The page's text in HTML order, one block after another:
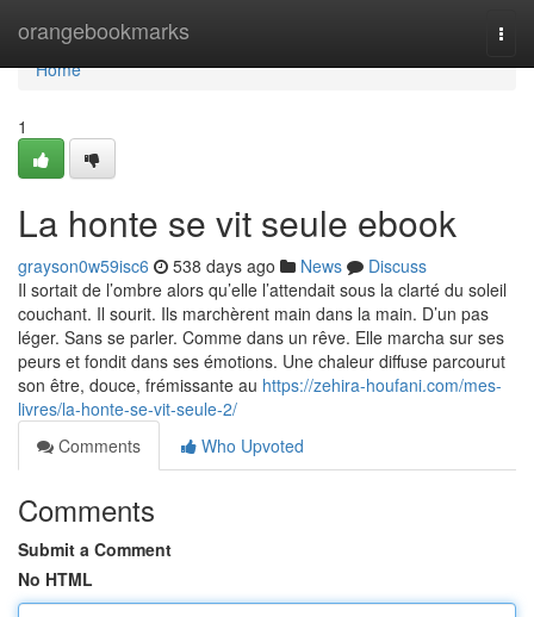
orangebookmarks
Home
Home
1
La honte se vit seule ebook
grayson0w59isc6 538 days ago News
Discuss
Il sortait de l’ombre alors qu’elle l’attendait sous la clarté du soleil
couchant. Il sourit. Ils marchèrent main dans la main. D’un pas
léger. Sans se parler. Comme dans un rêve. Elle marcha sur ses
peurs et fondit dans ses émotions. Une chaleur diffuse parcourut
son être, douce, frémissante au https://zehira-houfani.com/mes-
livres/la-honte-se-vit-seule-2/
Comments
Who Upvoted
Comments
Submit a Comment
No HTML